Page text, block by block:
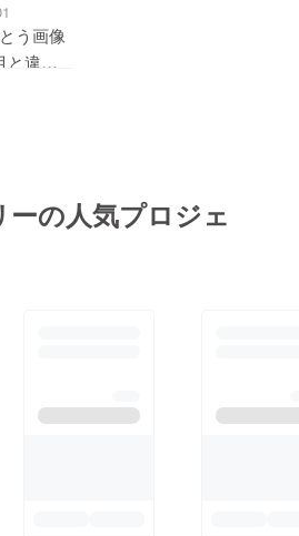
う画像
と違う
の人気プロジェ